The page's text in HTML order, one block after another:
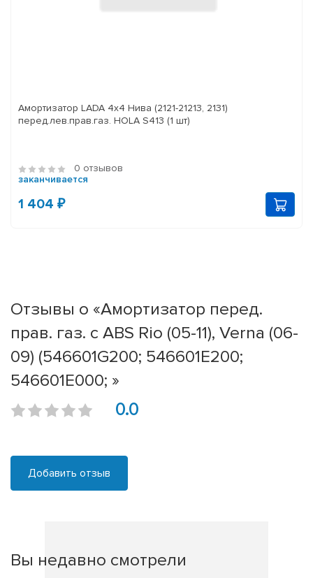
Амортизатор LADA 4x4 Нива (2121-21213, 2131)
перед.лев.прав.газ. HOLA S413 (1 шт)
0 отзывов
заканчивается
1 404 ₽
Отзывы о «Амортизатор перед.
прав. газ. c ABS Rio (05-11), Verna (06-
09) (546601G200; 546601E200;
546601E000; »
0.0
Добавить отзыв
Вы недавно смотрели